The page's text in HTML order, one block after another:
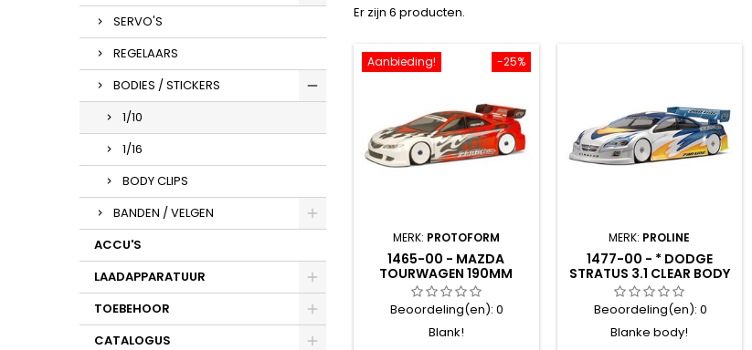
SERVO'S
REGELAARS
BODIES / STICKERS
1/10
1/16
BODY CLIPS
BANDEN / VELGEN
ACCU'S
LAADAPPARATUUR
TOEBEHOOR
CATALOGUS
Er zijn 6 producten.
-25%
Aanbieding!
MERK: PROTOFORM
1465-00 - MAZDA
TOURWAGEN 190MM
BODY.XRAY,KYOSHO,HPI
Beoordeling(en):0
Blank!
MERK: PROLINE
1477-00 - * DODGE
STRATUS 3.1 CLEAR BODY
FOR 200MM
Beoordeling(en): 0
Blanke body!